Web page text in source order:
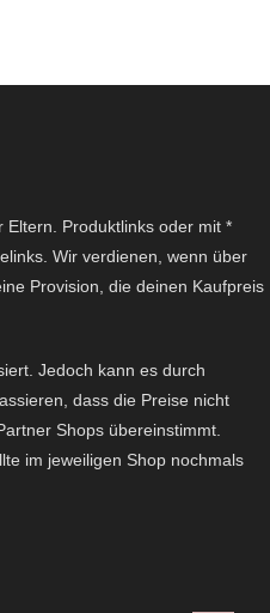
Produktlinks oder mit *
Wir verdienen, wenn über
Provision, die deinen Kaufpreis
Jedoch kann es durch
dass die Preise nicht
Shops übereinstimmt.
im jeweiligen Shop nochmals